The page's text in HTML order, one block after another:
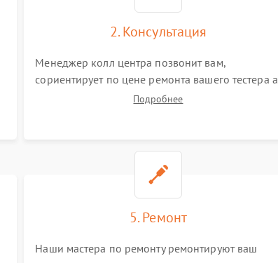
2. Консультация
Менеджер колл центра позвонит вам,
сориентирует по цене ремонта вашего тестера а
также ответит на все ваши вопросы.
Подробнее
5. Ремонт
Наши мастера по ремонту ремонтируют ваш